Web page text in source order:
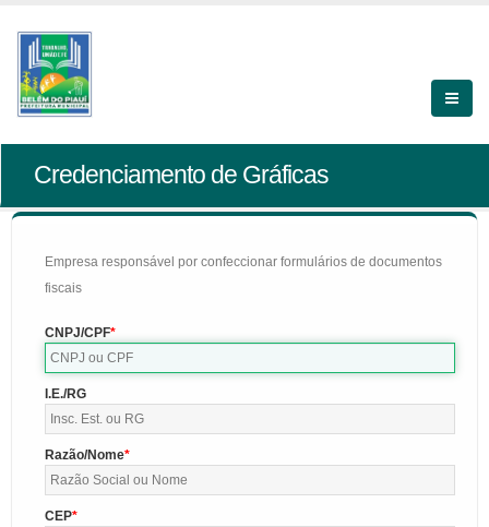
Credenciamento de Gráficas
Empresa responsável por confeccionar formulários de documentos
fiscais
CNPJ/CPF
I.E./RG
Razão/Nome
CEP